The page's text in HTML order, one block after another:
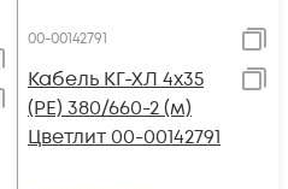
00-00142791
Кабель КГ-ХЛ 4х35
(PE) 380/660-2 (м)
Цветлит 00-00142791